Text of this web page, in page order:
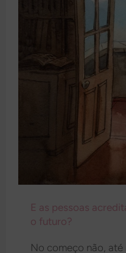
E as pessoas
o futuro?
No começo não,